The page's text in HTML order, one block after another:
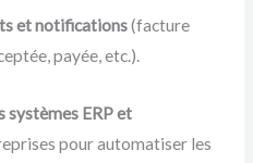
et notifications(facture
payée, etc.).
systèmes ERP et
pour automatiser les